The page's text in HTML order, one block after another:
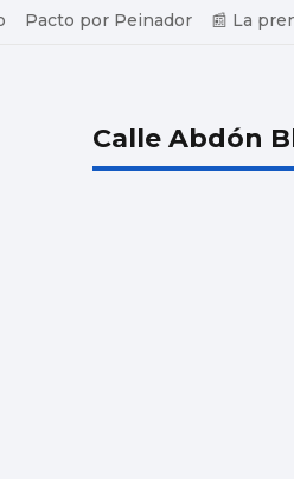
Pacto por Peinador 📰 La
Calle Abdón